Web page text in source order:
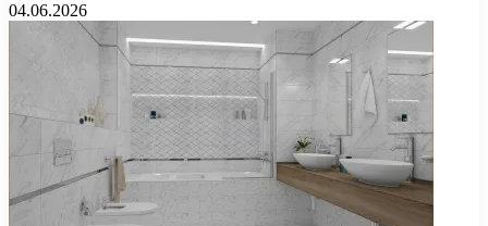
04.06.2026